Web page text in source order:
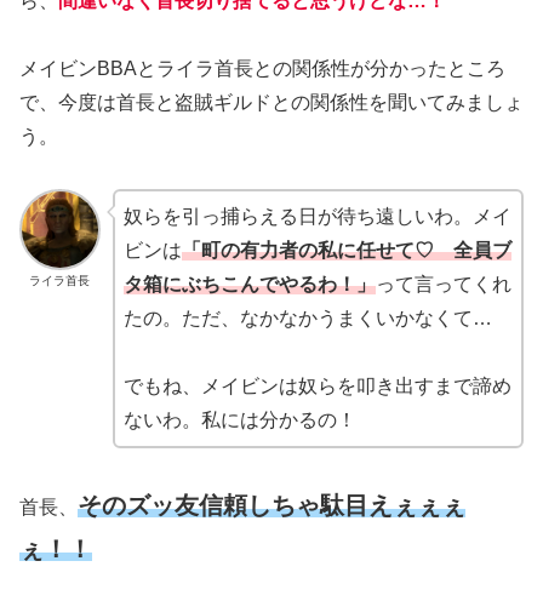
メイビンBBAとライラ首長との関係性が分かったところ
で、今度は首長と盗賊ギルドとの関係性を聞いてみましょ
う。
ライラ首長
奴らを引っ捕らえる日が待ち遠しいわ。メイ
ビンは「町の有力者の私に任せて♡ 全員ブ
タ箱にぶちこんでやるわ！」って言ってくれ
たの。ただ、なかなかうまくいかなくて…
でもね、メイビンは奴らを叩き出すまで諦め
ないわ。私には分かるの！
首長、 そのズッ友信頼しちゃ駄目えぇぇぇ
ぇ！！